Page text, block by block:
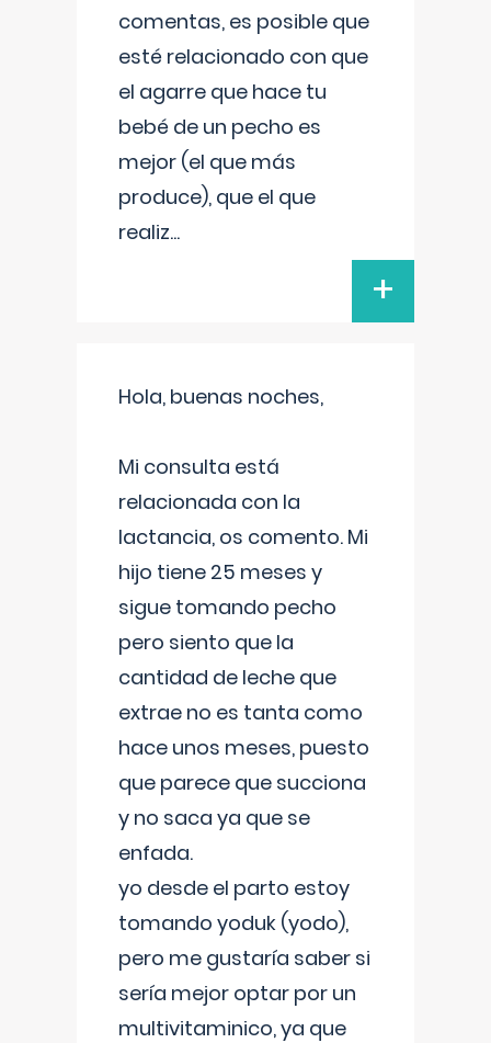
comentas, es posible que
esté relacionado con que
el agarre que hace tu
bebé de un pecho es
mejor (el que más
produce), que el que
realiz...
+
Hola, buenas noches,
Mi consulta está
relacionada con la
lactancia, os comento. Mi
hijo tiene 25 meses y
sigue tomando pecho
pero siento que la
cantidad de leche que
extrae no es tanta como
hace unos meses, puesto
que parece que succiona
y no saca ya que se
enfada.
yo desde el parto estoy
tomando yoduk (yodo),
pero me gustaría saber si
sería mejor optar por un
multivitaminico, ya que